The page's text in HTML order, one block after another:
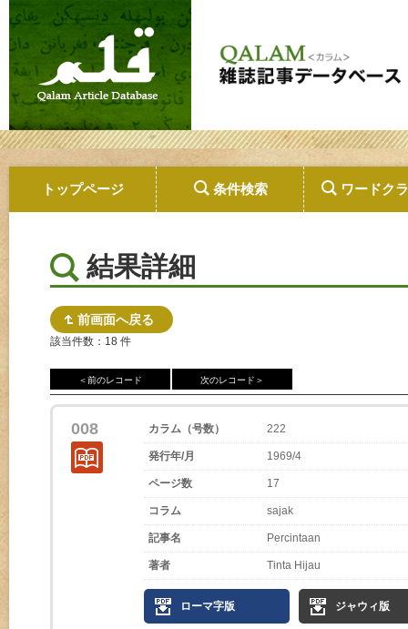
トップページ 条件検索 ワードク
結果詳細
前画面へ戻る
該当件数：18 件
＜前のレコード 次のレコード＞
008 カラム（号数） 222
発行年/月 1969/4
ページ数 17
コラム sajak
記事名 Percintaan
著者 Tinta Hijau
ローマ字版 ジャウィ版